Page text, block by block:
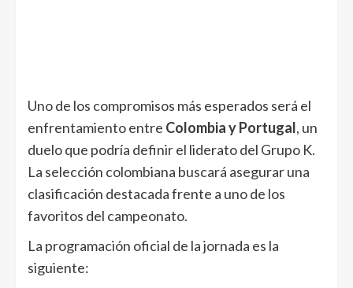
Uno de los compromisos más esperados será el
enfrentamiento entre Colombia y Portugal, un
duelo que podría definir el liderato del Grupo K.
La selección colombiana buscará asegurar una
clasificación destacada frente a uno de los
favoritos del campeonato.
La programación oficial de la jornada es la
siguiente: